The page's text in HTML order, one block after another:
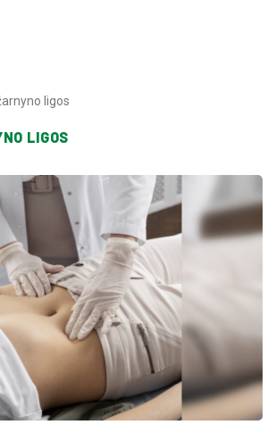
ligos
LIGOS